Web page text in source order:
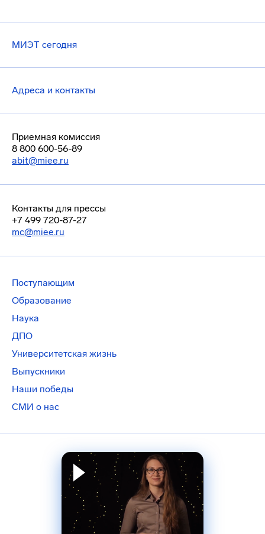
МИЭТ сегодня
Адреса и контакты
Приемная комиссия
8 800 600-56-89
abit@miee.ru
Контакты для прессы
+7 499 720-87-27
mc@miee.ru
Поступающим
Образование
Наука
ДПО
Университетская жизнь
Выпускники
Наши победы
СМИ о нас